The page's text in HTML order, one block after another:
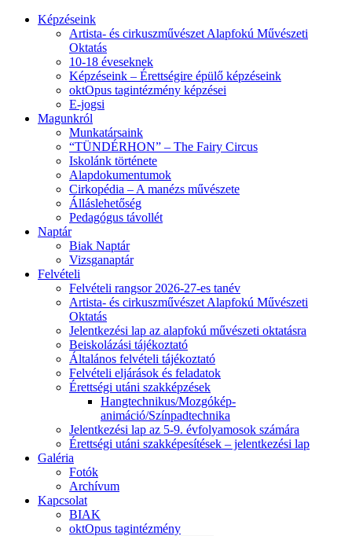
Képzéseink
Artista- és cirkuszművészet Alapfokú Művészeti
Oktatás
10-18 éveseknek
Képzéseink – Érettségire épülő képzéseink
oktOpus tagintézmény képzései
E-jogsi
Magunkról
Munkatársaink
“TÜNDÉRHON” – The Fairy Circus
Iskolánk története
Alapdokumentumok
Cirkopédia – A manézs művészete
Álláslehetőség
Pedagógus távollét
Naptár
Biak Naptár
Vizsganaptár
Felvételi
Felvételi rangsor 2026-27-es tanév
Artista- és cirkuszművészet Alapfokú Művészeti
Oktatás
Jelentkezési lap az alapfokú művészeti oktatásra
Beiskolázási tájékoztató
Általános felvételi tájékoztató
Felvételi eljárások és feladatok
Érettségi utáni szakképzések
Hangtechnikus/Mozgókép-
animáció/Színpadtechnika
Jelentkezési lap az 5-9. évfolyamosok számára
Érettségi utáni szakképesítések – jelentkezési lap
Galéria
Fotók
Archívum
Kapcsolat
BIAK
oktOpus tagintézmény